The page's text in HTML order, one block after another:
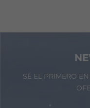
SÉ EL PRIMERO